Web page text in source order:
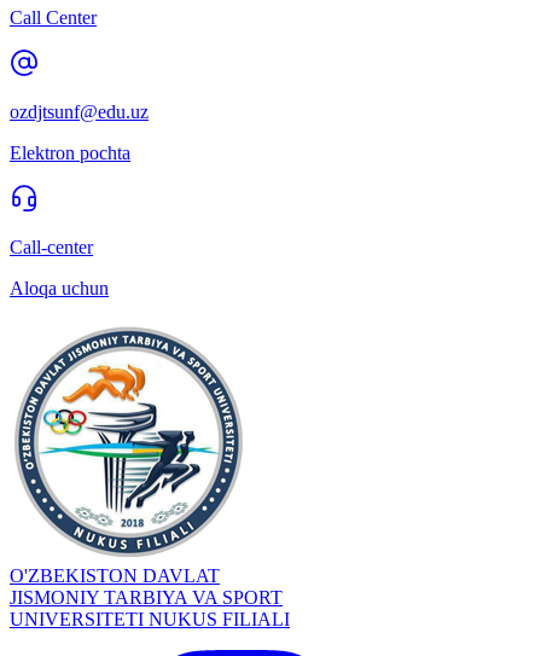
Call Center
ozdjtsunf@edu.uz
Elektron pochta
Call-center
Aloqa uchun
O'ZBEKISTON DAVLAT
JISMONIY TARBIYA VA SPORT
UNIVERSITETI NUKUS FILIALI